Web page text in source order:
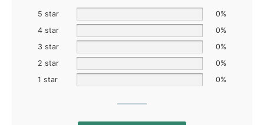
5 star
0%
4 star
0%
3 star
0%
2 star
0%
1 star
0%